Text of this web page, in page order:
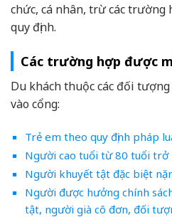
chức, cá nhân, trừ các
quy định.
Các trường hợp được
Du khách thuộc các đối
vào cổng:
Trẻ em theo quy định pháp
Người cao tuổi từ 80 tuổi trở
Người khuyết tật đặc biệt
Người được hưởng chính
tật, người già cô đơn, đối